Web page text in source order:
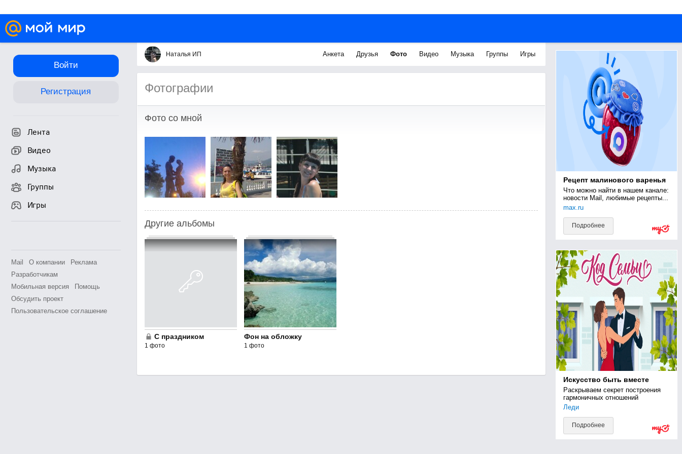
Войти
Регистрация
Лента
Видео
Музыка
Группы
Игры
Mail О компании
Реклама
Разработчикам
Мобильная версия
Помощь
Обсудить проект
Пользовательское соглашение
Наталья ИП Анкета Друзья Фото Видео Музыка Группы Игры
Фотографии
Фото со мной
Другие альбомы
С праздником
1 фото
Фон на обложку
1 фото
Рецепт малинового варенья
Что можно найти в нашем канале:
новости Mail, любимые рецепты...
max.ru
Подробнее
Искусство быть вместе
Раскрываем секрет построения
гармоничных отношений
Леди
Подробнее